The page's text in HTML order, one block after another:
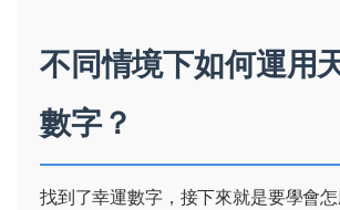
不同情境下如何運用
數字？
找到了幸運數字，接下來就是要學會